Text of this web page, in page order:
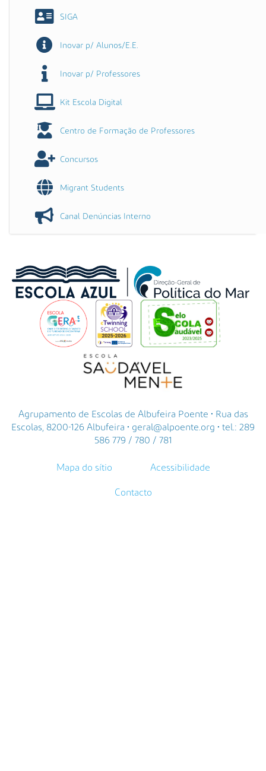
SIGA
Inovar p/ Alunos/E.E.
Inovar p/ Professores
Kit Escola Digital
Centro de Formação de Professores
Concursos
Migrant Students
Canal Denúncias Interno
Agrupamento de Escolas de Albufeira Poente • Rua das
Escolas, 8200-126 Albufeira • geral@alpoente.org • tel.: 289
586 779 / 780 / 781
Mapa do sítio Acessibilidade
Contacto